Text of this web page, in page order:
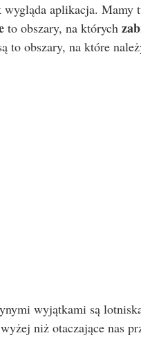
wygląda aplikacja. Mamy
to obszary, na których
to obszary, na które
niż otaczające nas